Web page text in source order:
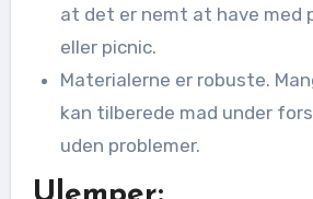
at det er nemt at have med
eller picnic.
Materialerne er robuste.
kan tilberede mad under
uden problemer.